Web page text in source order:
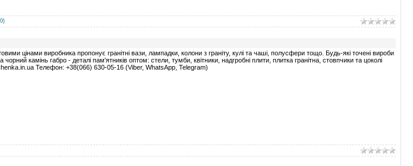
цінами виробника пропонує гранітні вази, лампадки, колони з граніту, кулі та чаші, полусфери тощо. Будь-які точені вироби
камінь габро - деталі пам'ятників оптом: стели, тумби, квітники, надгробні плити, плитка гранітна, стовпчики та цоколі
Телефон: +38(066) 630-05-16 (Viber, WhatsApp, Telegram)